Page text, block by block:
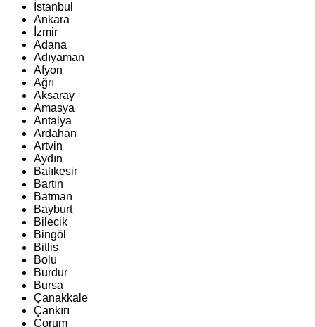
İstanbul
Ankara
İzmir
Adana
Adıyaman
Afyon
Ağrı
Aksaray
Amasya
Antalya
Ardahan
Artvin
Aydın
Balıkesir
Bartın
Batman
Bayburt
Bilecik
Bingöl
Bitlis
Bolu
Burdur
Bursa
Çanakkale
Çankırı
Çorum